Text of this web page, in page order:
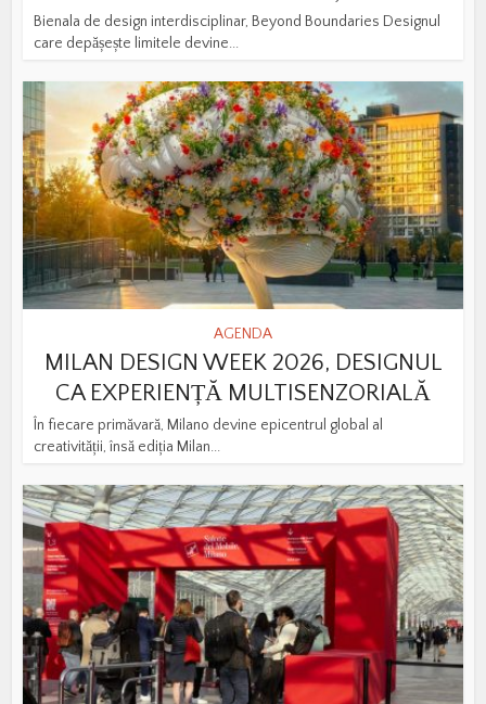
Bienala de design interdisciplinar, Beyond Boundaries Designul
care depășește limitele devine...
AGENDA
MILAN DESIGN WEEK 2026, DESIGNUL
CA EXPERIENȚĂ MULTISENZORIALĂ
În fiecare primăvară, Milano devine epicentrul global al
creativității, însă ediția Milan...